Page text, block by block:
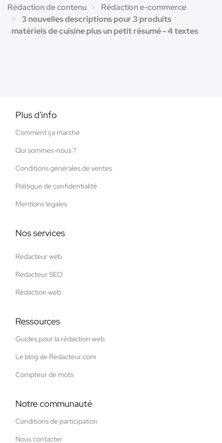
Rédaction de contenu
Rédaction e-commerce
3 nouvelles descriptions pour 3 produits
matériels de cuisine plus un petit résumé - 4 textes
Plus d'info
Comment ça marche
Qui sommes-nous ?
Conditions générales de ventes
Politique de confidentialité
Mentions légales
Nos services
Rédacteur web
Rédacteur SEO
Rédaction web
Ressources
Guides pour la rédaction web
Le blog de Redacteur.com
Compteur de mots
Notre communauté
Conditions de participation
Nous contacter